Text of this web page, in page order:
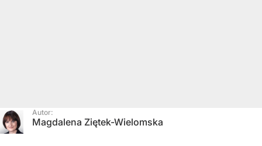
Autor:
Magdalena Ziętek-Wielomska